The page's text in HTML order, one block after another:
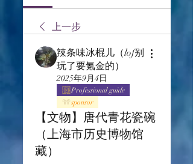
上一步
辣条味冰棍儿（lof别
玩了要氪金的）
2025年9月4日
Professional guide
sponsor
【文物】唐代青花瓷碗
（上海市历史博物馆
藏）